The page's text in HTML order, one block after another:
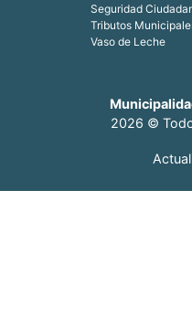
Seguridad
Tributos
Vaso de Leche
2026 ©